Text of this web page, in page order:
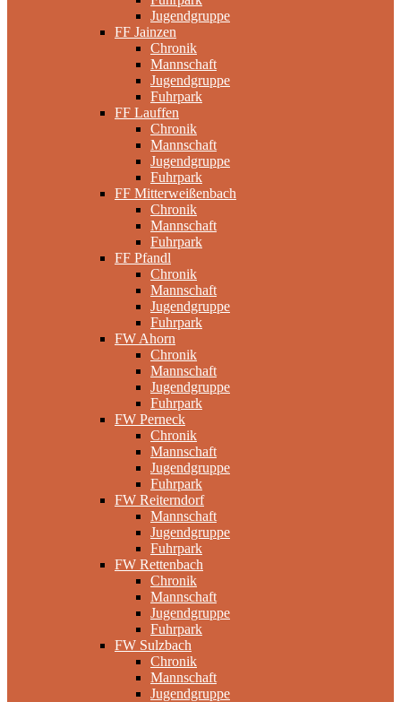
Jugendgruppe
FF Jainzen
Chronik
Mannschaft
Jugendgruppe
Fuhrpark
FF Lauffen
Chronik
Mannschaft
Jugendgruppe
Fuhrpark
FF Mitterweißenbach
Chronik
Mannschaft
Fuhrpark
FF Pfandl
Chronik
Mannschaft
Jugendgruppe
Fuhrpark
FW Ahorn
Chronik
Mannschaft
Jugendgruppe
Fuhrpark
FW Perneck
Chronik
Mannschaft
Jugendgruppe
Fuhrpark
FW Reiterndorf
Mannschaft
Jugendgruppe
Fuhrpark
FW Rettenbach
Chronik
Mannschaft
Jugendgruppe
Fuhrpark
FW Sulzbach
Chronik
Mannschaft
Jugendgruppe